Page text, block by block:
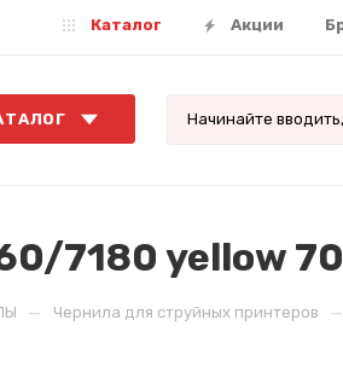
Каталог Акции
7180 yellow
— Чернила для струйных принтеров —